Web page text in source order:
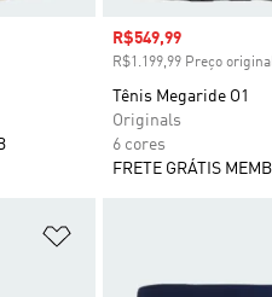
Preço com desconto
R$549,99
R$1.199,99 Preço
Tênis Megaride O1
Originals
6 cores
FRETE GRÁTIS